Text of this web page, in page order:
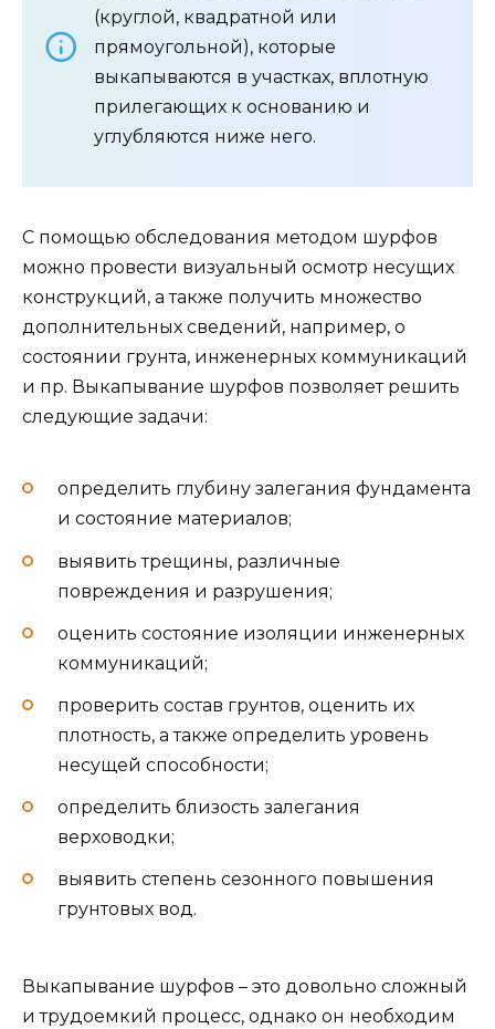
(круглой, квадратной или
прямоугольной), которые
выкапываются в участках, вплотную
прилегающих к основанию и
углубляются ниже него.
С помощью обследования методом шурфов
можно провести визуальный осмотр несущих
конструкций, а также получить множество
дополнительных сведений, например, о
состоянии грунта, инженерных коммуникаций
и пр. Выкапывание шурфов позволяет решить
следующие задачи:
определить глубину залегания фундамента
и состояние материалов;
выявить трещины, различные
повреждения и разрушения;
оценить состояние изоляции инженерных
коммуникаций;
проверить состав грунтов, оценить их
плотность, а также определить уровень
несущей способности;
определить близость залегания
верховодки;
выявить степень сезонного повышения
грунтовых вод.
Выкапывание шурфов – это довольно сложный
и трудоемкий процесс, однако он необходим